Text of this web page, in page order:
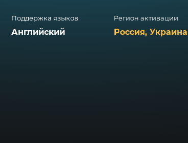
Поддержка языков
Английский
Регион активации
Россия,